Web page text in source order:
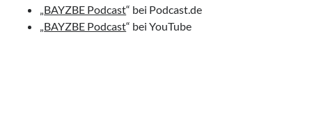
BAYZBE Podcast“ bei Podcast.de
BAYZBE Podcast“ bei YouTube